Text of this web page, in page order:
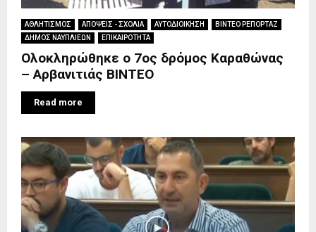
ΑΘΛΗΤΙΣΜΟΣ ΑΠΟΨΕΙΣ - ΣΧΟΛΙΑ ΑΥΤΟΔΙΟΙΚΗΣΗ
ΒΙΝΤΕΟ ΡΕΠΟΡΤΑΖ
ΔΗΜΟΣ ΝΑΥΠΛΙΕΩΝ
ΕΠΙΚΑΙΡΟΤΗΤΑ
Ολοκληρώθηκε ο 7ος δρόμος Καραθώνας
– Αρβανιτιάς ΒΙΝΤΕΟ
Read more